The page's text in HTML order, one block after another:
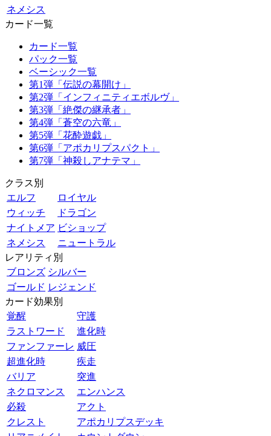
ネメシス
カード一覧
カード一覧
パック一覧
ベーシック一覧
第1弾「伝説の幕開け」
第2弾「インフィニティエボルヴ」
第3弾「絶傑の継承者」
第4弾「蒼空の六竜」
第5弾「花酔遊戯」
第6弾「アポカリプスパクト」
第7弾「神殺しアナテマ」
クラス別
エルフ
ロイヤル
ウィッチ
ドラゴン
ナイトメア ビショップ
ネメシス
ニュートラル
レアリティ別
ブロンズ シルバー
ゴールド レジェンド
カード効果別
覚醒
守護
ラストワード
進化時
ファンファーレ 威圧
超進化時
疾走
バリア
突進
ネクロマンス
エンハンス
必殺
アクト
クレスト
アポカリプスデッキ